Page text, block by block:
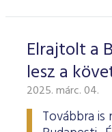
Elrajtolt a
lesz a
2025. márc. 04.
Továbbra is